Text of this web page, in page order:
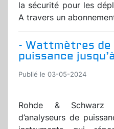
la sécurité pour les
A travers un
- Wattmètres de
puissance
Publié le 03-05-2024
Rohde & Schwarz
d’analyseurs de